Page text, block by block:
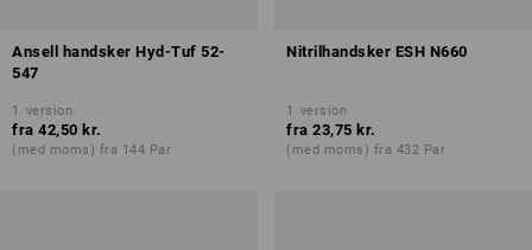
Ansell handsker Hyd-Tuf 52-
547
1 version
fra 42,50 kr.
(med moms) fra 144 Par
Nitrilhandsker ESH N660
1 version
fra 23,75 kr.
(med moms) fra 432 Par